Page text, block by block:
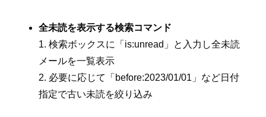
全未読を表示する検索コマンド
1. 検索ボックスに「is:unread」と入力し全未読
メールを一覧表示
2. 必要に応じて「before:2023/01/01」など日付
指定で古い未読を絞り込み